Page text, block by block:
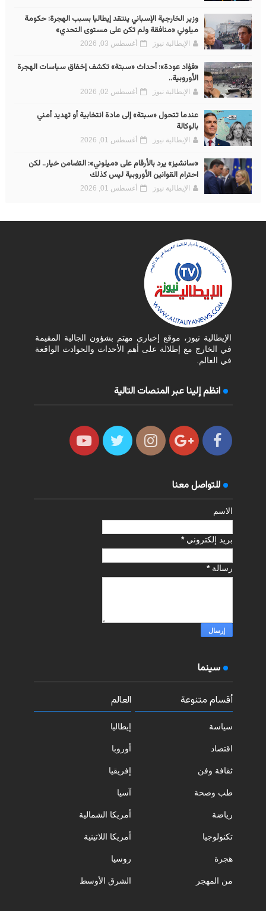
وزير الخارجية الإسباني ينتقد إيطاليا بسبب الهجرة: حكومة
ميلوني «منافقة ولم تكن على مستوى التحدي»
الإيطالية نيوز أغسطس 03, 2026
«فؤاد عودة»: أحداث «سبتة» تكشف إخفاق سياسات الهجرة
الأوروبية..
الإيطالية نيوز أغسطس 02, 2026
عندما تتحول «سبتة» إلى مادة انتخابية أو تهديد أمني
بالوكالة
الإيطالية نيوز أغسطس 01, 2026
«سانشيز» يرد بالأرقام على «ميلوني»: التضامن خيار.. لكن
احترام القوانين الأوروبية ليس كذلك
الإيطالية نيوز أغسطس 01, 2026
الإيطالية نيوز، موقع إخباري مهتم بشؤون الجالية المقيمة
في الخارج مع إطلالة على أهم الأحداث والحوادث الواقعة
في العالم.
انظم إلينا عبر المنصات التالية
للتواصل معنا
الاسم
بريد إلكتروني*
رسالة*
سينما
أقسام متنوعة
سياسة
اقتصاد
ثقافة وفن
طب وصحة
رياضة
تكنولوجيا
هجرة
من المهجر
العالم
إيطاليا
أوروبا
إفريقيا
آسيا
أمريكا الشمالية
أمريكا اللاتينية
روسيا
الشرق الأوسط